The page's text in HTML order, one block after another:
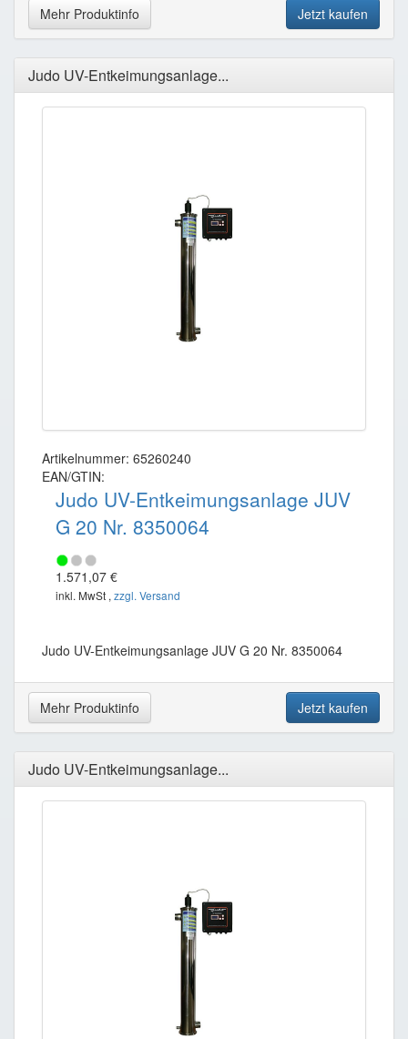
Mehr Produktinfo Jetzt kaufen
Judo UV-Entkeimungsanlage...
Artikelnummer: 65260240
EAN/GTIN:
Judo UV-Entkeimungsanlage JUV
G 20 Nr. 8350064
1.571,07 €
inkl. MwSt , zzgl. Versand
Judo UV-Entkeimungsanlage JUV G 20 Nr. 8350064
Mehr Produktinfo Jetzt kaufen
Judo UV-Entkeimungsanlage...